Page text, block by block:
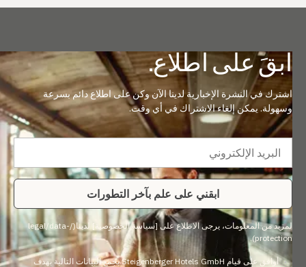
ابقَ على اطلاع.
اشترك في النشرة الإخبارية لدينا الآن وكن على اطلاع دائم بسرعة
وسهولة. يمكن إلغاء الاشتراك في أي وقت.
البريد الإلكتروني
ابقني على علم بآخر التطورات
لمزيد من المعلومات، يرجى الاطلاع على [سياسة الخصوصية] لدينا(/legal/data-
protection).
أوافق على قيام Steigenberger Hotels GmbH بجمع البيانات التالية بهدف